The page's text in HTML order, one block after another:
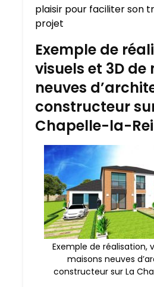
plaisir pour faciliter son
projet
Exemple de
visuels et 3D de
neuves
constructeur
Chapelle-la-
Exemple de réalisation,
maisons neuves
constructeur sur La